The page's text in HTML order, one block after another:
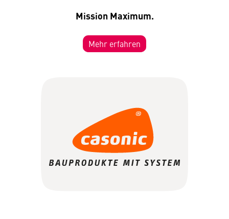
Mission Maximum.
Mehr erfahren